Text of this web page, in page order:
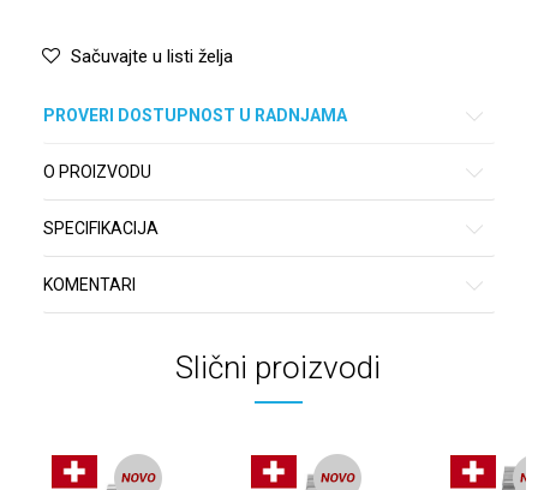
Sačuvajte u listi želja
PROVERI DOSTUPNOST U RADNJAMA
O PROIZVODU
SPECIFIKACIJA
KOMENTARI
Slični proizvodi